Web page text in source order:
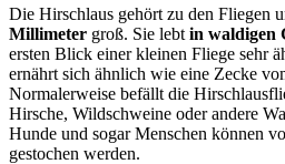
Die Hirschlaus gehört zu den Fliegen
Millimeter groß. Sie lebt in waldigen
ersten Blick einer kleinen Fliege sehr
ernährt sich ähnlich wie eine Zecke
Normalerweise befällt die
Hirsche, Wildschweine oder andere
Hunde und sogar Menschen können
gestochen werden.